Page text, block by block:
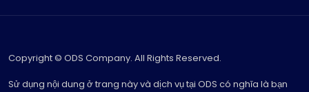
Copyright © ODS Company. All Rights Reserved.
Sử dụng nội dung ở trang này và dịch vụ tại ODS có nghĩa là bạn